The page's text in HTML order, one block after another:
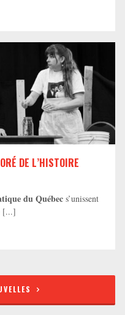
DE L’HISTOIRE
du Québec s’unissent
[...]